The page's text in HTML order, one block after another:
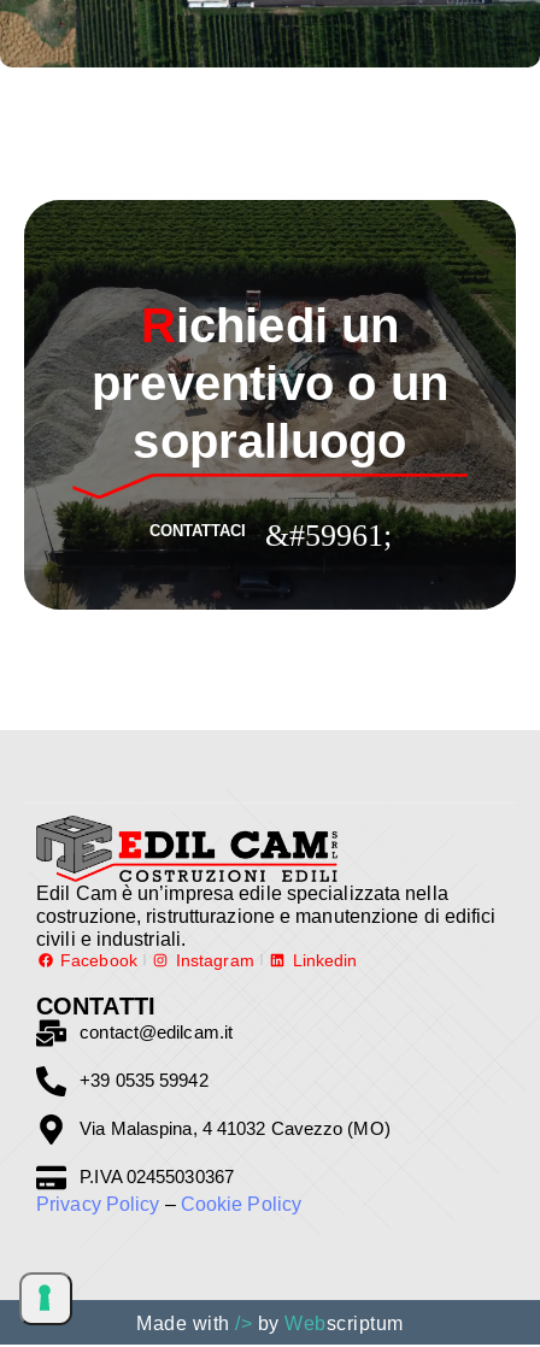
Richiedi un
preventivo o un
sopralluogo
CONTATTACI
Edil Cam è un’impresa edile specializzata nella
costruzione, ristrutturazione e manutenzione di edifici
civili e industriali.
Facebook Instagram Linkedin
CONTATTI
contact@edilcam.it
+39 0535 59942
Via Malaspina, 4 41032 Cavezzo (MO)
P.IVA 02455030367
Privacy Policy – Cookie Policy
Made with/> byWebscriptum